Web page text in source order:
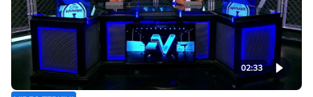
02:33